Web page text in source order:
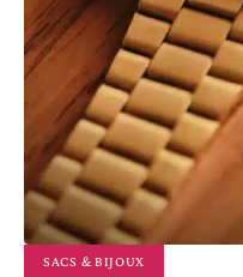
SACS & BIJOUX